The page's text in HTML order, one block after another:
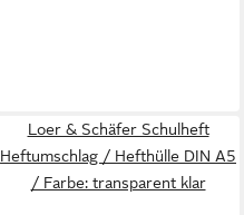
Loer & Schäfer Schulheft
Heftumschlag / Hefthülle DIN A5
/ Farbe: transparent klar